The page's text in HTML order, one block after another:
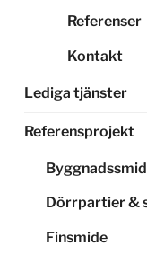
Referenser
Kontakt
Lediga tjänster
Referensprojekt
Dörrpartier &
Finsmide